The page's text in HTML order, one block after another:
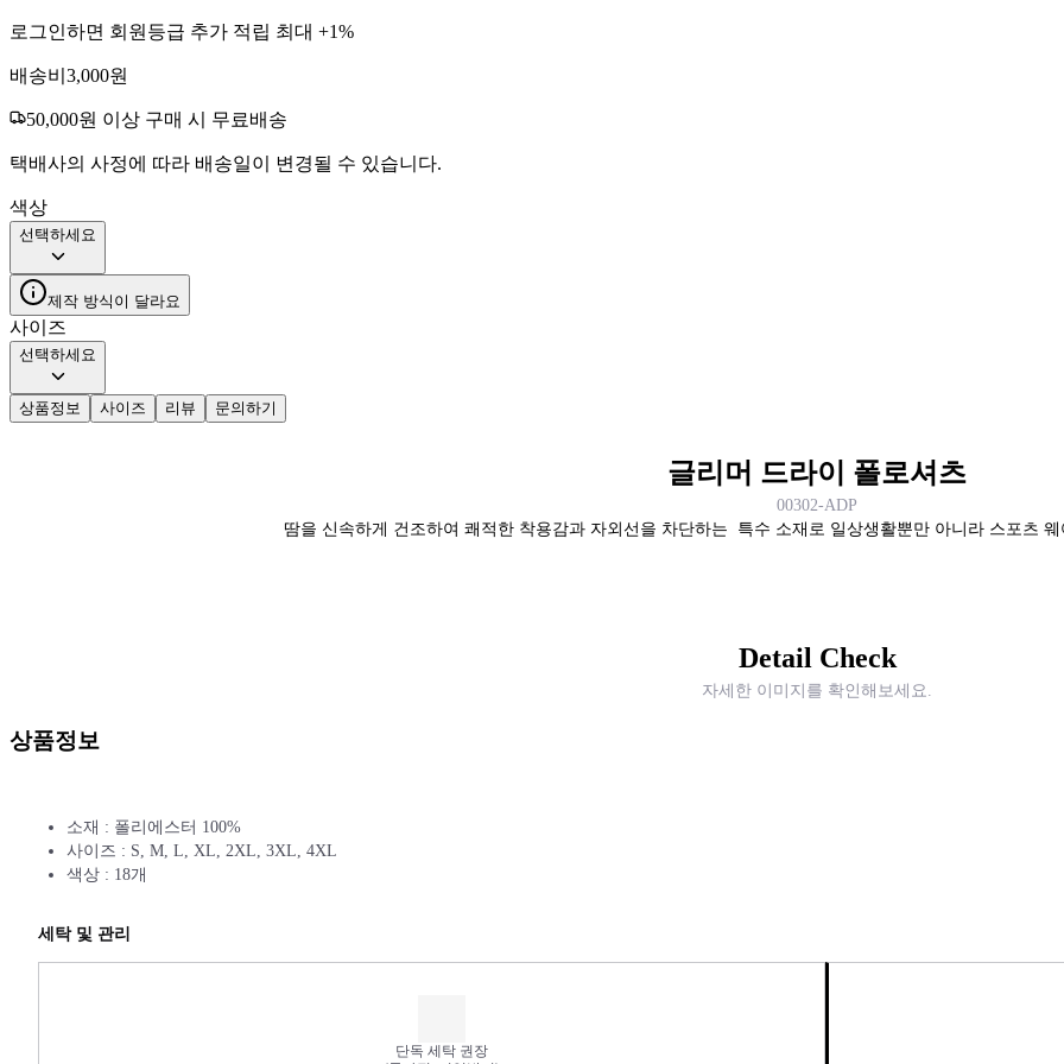
로그인하면 회원등급 추가 적립 최대 +1%
배송비 3,000원
50,000원 이상 구매 시 무료배송
택배사의 사정에 따라 배송일이 변경될 수 있습니다.
색상
선택하세요
제작 방식이 달라요
사이즈
선택하세요
상품정보 사이즈 리뷰 문의하기
글리머 드라이 폴로셔츠
00302-ADP
땀을 신속하게 건조하여 쾌적한 착용감과 자외선을 차단하는 특수 소재로 일상생활뿐만 아니라 스포츠
Detail Check
자세한 이미지를 확인해보세요.
상품정보
소재 : 폴리에스터 100%
사이즈 : S, M, L, XL, 2XL, 3XL, 4XL
색상 : 18개
세탁 및 관리
단독 세탁 권장